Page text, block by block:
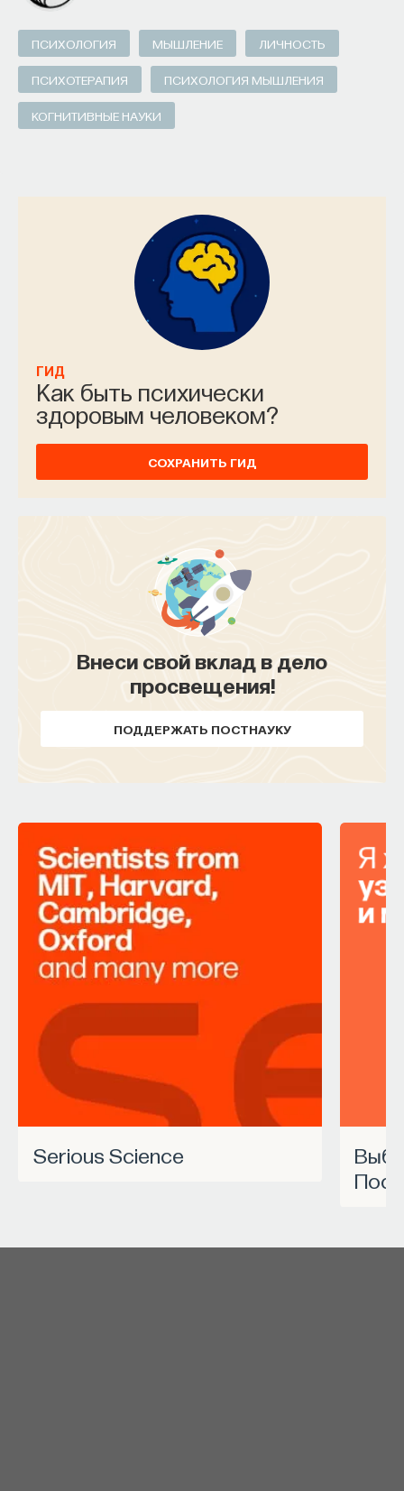
ПСИХОЛОГИЯ МЫШЛЕНИЕ ЛИЧНОСТЬ
ПСИХОТЕРАПИЯ ПСИХОЛОГИЯ МЫШЛЕНИЯ
КОГНИТИВНЫЕ НАУКИ
ГИД
Как быть психически
здоровым человеком?
СОХРАНИТЬ ГИД
Внеси свой вклад в дело
просвещения!
ПОДДЕРЖАТЬ ПОСТНАУКУ
Serious Science
Выбрать курс Академии